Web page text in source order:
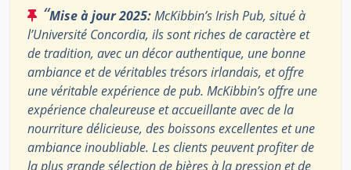
“Mise à jour 2025:McKibbin’s Irish Pub, situé à
l’Université Concordia, ils sont riches de caractère et
de tradition, avec un décor authentique, une bonne
ambiance et de véritables trésors irlandais, et offre
une véritable expérience de pub. McKibbin’s offre une
expérience chaleureuse et accueillante avec de la
nourriture délicieuse, des boissons excellentes et une
ambiance inoubliable. Les clients peuvent profiter de
la plus grande sélection de bières à la pression et de